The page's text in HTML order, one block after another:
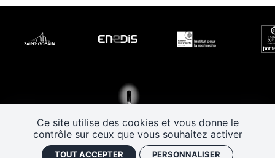
Ce site utilise des cookies et vous donne le
contrôle sur ceux que vous souhaitez activer
TOUT ACCEPTER PERSONNALISER